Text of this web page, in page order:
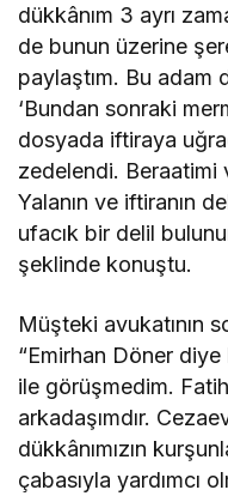
dükkânım 3 ayrı
de bunun üzerine
paylaştım. Bu adam
‘Bundan sonraki
dosyada iftiraya
zedelendi. Beraatimi
Yalanın ve iftiranın
ufacık bir delil
şeklinde konuştu.
Müşteki avukatının
“Emirhan Döner diye
ile görüşmedim.
arkadaşımdır.
dükkânımızın
çabasıyla yardımcı